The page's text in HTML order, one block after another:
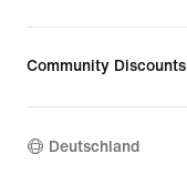
Community Discounts
Deutschland